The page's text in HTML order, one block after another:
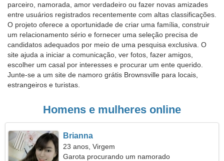
parceiro, namorada, amor verdadeiro ou fazer novas amizades
entre usuários registrados recentemente com altas classificações.
O projeto oferece a oportunidade de criar uma família, construir
um relacionamento sério e fornecer uma seleção precisa de
candidatos adequados por meio de uma pesquisa exclusiva. O
site ajuda a iniciar a comunicação, ver fotos, fazer amigos,
escolher um casal por interesses e procurar um ente querido.
Junte-se a um site de namoro grátis Brownsville para locais,
estrangeiros e turistas.
Homens e mulheres online
Brianna
23 anos, Virgem
Garota procurando um namorado